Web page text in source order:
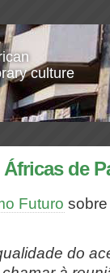
culture
de
Futuro sobre
do